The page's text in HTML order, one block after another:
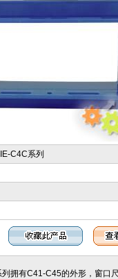
C4C系列
拥有C41-C45的外形，窗